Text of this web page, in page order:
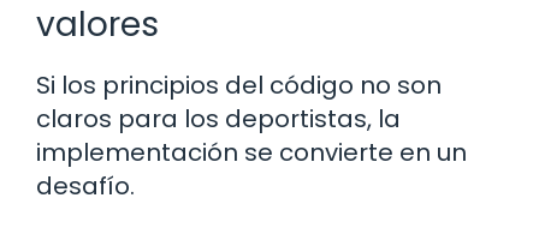
valores
Si los principios del código no son
claros para los deportistas, la
implementación se convierte en un
desafío.